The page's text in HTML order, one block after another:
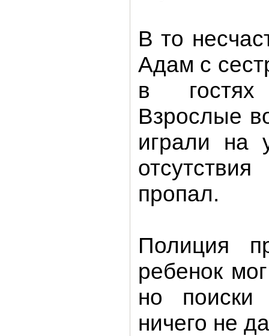
В то
Адам с
в
Взрослые
играли на
пропал.
Полиция
ребенок
но поиски
ничего не